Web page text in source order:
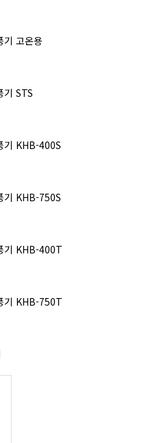
기 고온용
기 STS
기 KHB-400S
기 KHB-750S
기 KHB-400T
기 KHB-750T